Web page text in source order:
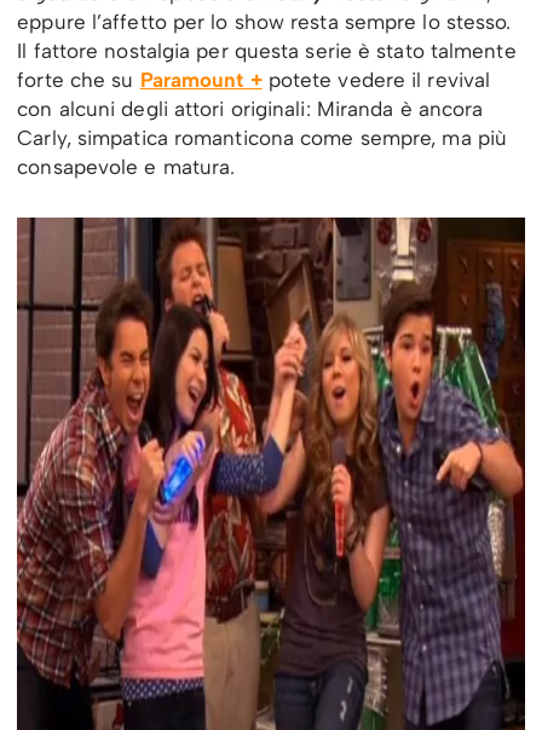
eppure l’affetto per lo show resta sempre lo stesso.
Il fattore nostalgia per questa serie è stato talmente
forte che su Paramount +potete vedere il revival
con alcuni degli attori originali: Miranda è ancora
Carly, simpatica romanticona come sempre, ma più
consapevole e matura.